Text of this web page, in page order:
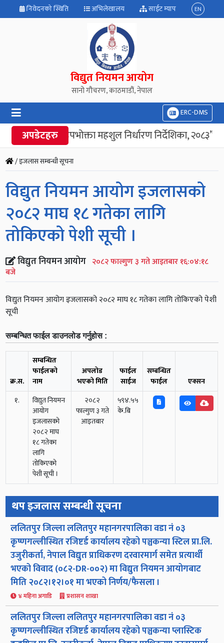
निवेदनको स्थिति अभिलेखालय साईट म्याप EN
विद्युत नियमन आयोग
सानो गौचरण, काठमाडौं, नेपाल
ERC-DMS
अपडेटहरु
“विद्युत उपभोक्ता महशुल निर्धारण निर्देशिका, २०८३”
/ इजलास सम्बन्धी सूचना
विद्युत नियमन आयोग इजलासको
२०८२ माघ १८ गतेका लागि
तोकिएको पेशी सूची ।
विद्युत नियमन आयोग २०८२ फाल्गुण ३ गते आइतबार १६:०४:१८
बजे
विद्युत नियमन आयोग इजलासको २०८२ माघ १८ गतेका लागि तोकिएको पेशी
सूची
सम्बन्धित फाईल डाउनलोड गर्नुहोस :
क्र.स.
सम्बन्धित
फाईलको
नाम
अपलोड
भएको मिति
फाईल
साईज
सम्बन्धित
फाईल
एक्सन
१.
विद्युत नियमन
आयोग
इजलासको
२०८२ माघ
१८ गतेका
लागि
तोकिएको
पेशी सूची ।
२०८२
फाल्गुण ३ गते
आइतबार
५९४.५५
के.बि
थप इजलास सम्बन्धी सूचना
ललितपुर जिल्ला ललितपुर महानगरपालिका वडा नं ०३
कृष्णगल्लीस्थित रजिष्टर्ड कार्यालय रहेको पञ्चकन्या स्टिल प्रा.लि.
उजुरीकर्ता, नेपाल विद्युत प्राधिकरण दरवारमार्ग समेत प्रत्यार्थी
भएको विवाद (०८२-DR-००२) मा विद्युत नियमन आयोगबाट
मिति २०८२।१२।०१ मा भएको निर्णय/फैसला ।
४ महिना अगाडि प्रशासन शाखा
ललितपुर जिल्ला ललितपुर महानगरपालिका वडा नं ०३
कृष्णगल्लीस्थित रजिष्टर्ड कार्यालय रहेको पञ्चकन्या प्लास्टिक